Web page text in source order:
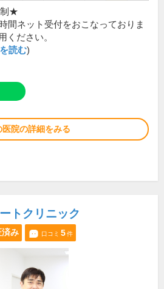
★
間ネット受付をおこなっておりま
ください。
読む)
医院の詳細をみる
トクリニック
済み 口コミ 5件